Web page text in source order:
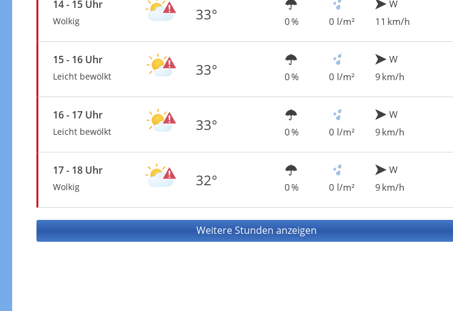
14 - 15 Uhr
Wolkig 33° 0 % 0 l/m²
W
11 km/h
15 - 16 Uhr
Leicht bewölkt 33° 0 % 0 l/m²
W
9 km/h
16 - 17 Uhr
Leicht bewölkt 33° 0 % 0 l/m²
W
9 km/h
17 - 18 Uhr
Wolkig 32° 0 % 0 l/m²
W
9 km/h
Weitere Stunden anzeigen